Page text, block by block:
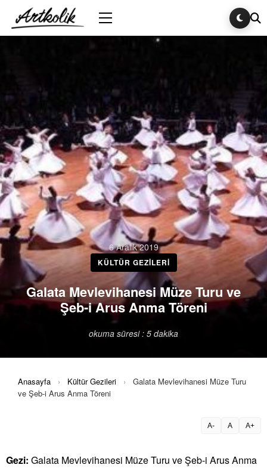
6 Aralık 2019
KÜLTÜR GEZILERI
Galata Mevlevihanesi Müze Turu ve
Şeb-i Arus Anma Töreni
okuma süresi : 5 dakika
Anasayfa › Kültür Gezileri ›
Galata Mevlevihanesi Müze Turu
ve Şeb-i Arus Anma Töreni
A- A A+
Gezi: Galata Mevlevihanesi Müze Turu ve Şeb-i Arus Anma